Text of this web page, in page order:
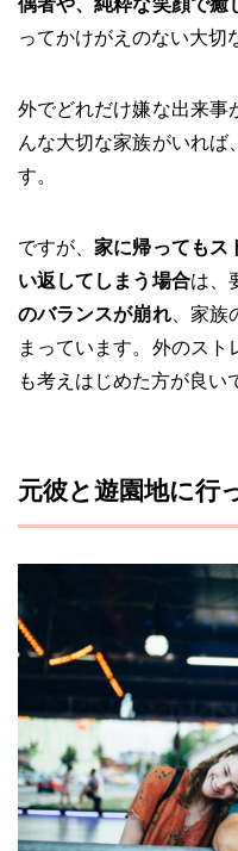
ってかけがえのない大切
外でどれだけ嫌な出来事
んな大切な家族がいれば
す。
ですが、家に帰ってもス
い返してしまう場合は、
のバランスが崩れ、家族
まっています。外のス
も考えはじめた方が良い
元彼と遊園地に行